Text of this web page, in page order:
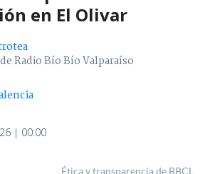
ARCHIVO | Agencia UNO | Edición BBCL
chantas" y
Poduje arremete
por
Radio Bío Bío Valparaíso